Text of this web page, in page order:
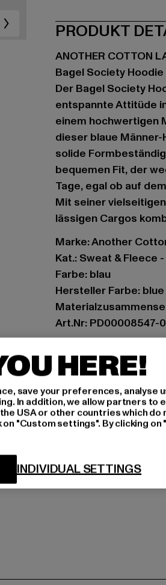
PRODUKT
ANOTHER COTTON
Bagel Society Hoodie
Der Bagel Society
entspannte Attitüde
einem hochwertigen
dieser blaue
solide
bequemen Fit, der
Tage, egal ob auf
Mit seiner
lässigen Cargos
Marke: Another
Kat.: Sweat & Fleece
Farbe: blau
Hersteller Farbe: blue
Art.Nr: PD00008547-
Hersteller: Urban
Schanzenstraße 41 |
GRÖSSE
LIEFERUNG &
HERE!
save your preferences, analyse
In addition, we allow partners to
USA or other countries which do
"Custom settings". By clicking
INDIVIDUAL SETTINGS